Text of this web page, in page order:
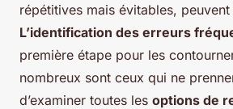
répétitives mais évitables,
L’identification des erreurs
première étape pour les
nombreux sont ceux qui ne
d’examiner toutes les options de